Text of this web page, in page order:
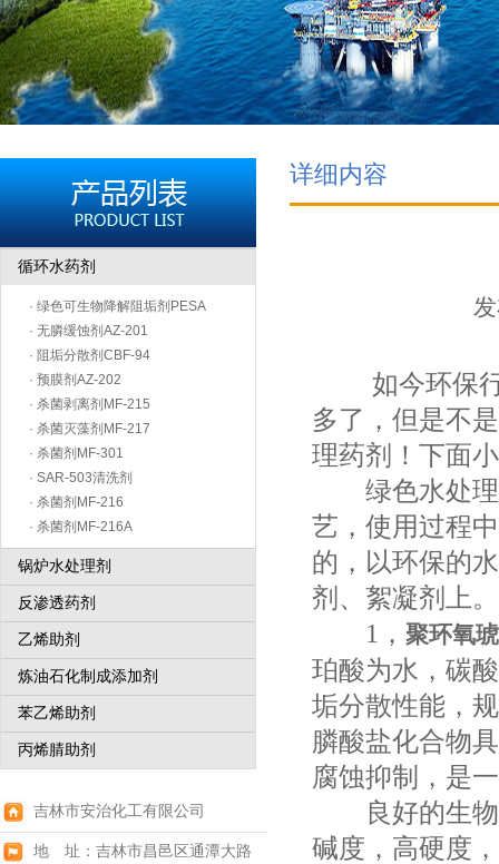
循环水药剂
· 绿色可生物降解阻垢剂PESA
· 无膦缓蚀剂AZ-201
· 阻垢分散剂CBF-94
· 预膜剂AZ-202
· 杀菌剥离剂MF-215
· 杀菌灭藻剂MF-217
· 杀菌剂MF-301
· SAR-503清洗剂
· 杀菌剂MF-216
· 杀菌剂MF-216A
锅炉水处理剂
反渗透药剂
乙烯助剂
炼油石化制成添加剂
苯乙烯助剂
丙烯腈助剂
吉林市安治化工有限公司
地 址：吉林市昌邑区通潭大路
详细内容
如今环保行
多了，但是不
理药剂！下面
绿色水处理
艺，使用过程
的，以环保的
剂、絮凝剂上。
1， 聚环氧
珀酸为水，碳
垢分散性能，
膦酸盐化合物
腐蚀抑制，是
良好的生物
碱度，高硬度